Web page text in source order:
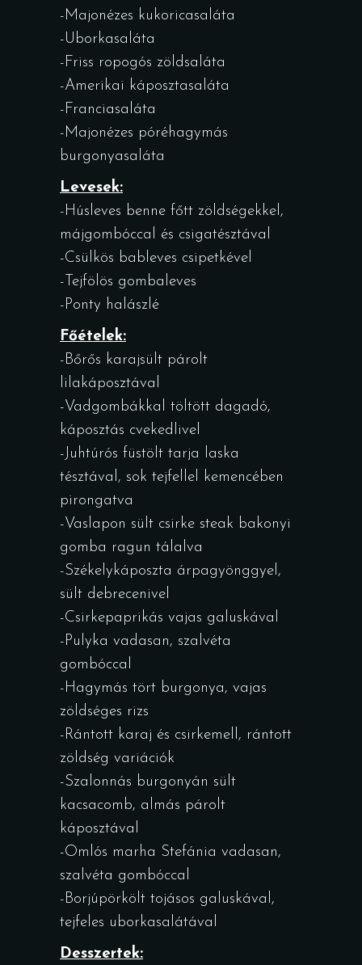
-Majonézes kukoricasaláta
-Uborkasaláta
-Friss ropogós zöldsaláta
-Amerikai káposztasaláta
-Franciasaláta
-Majonézes póréhagymás
burgonyasaláta
Levesek:
-Húsleves benne főtt zöldségekkel,
májgombóccal és csigatésztával
-Csülkös bableves csipetkével
-Tejfölös gombaleves
-Ponty halászlé
Főételek:
-Bőrős karajsült párolt
lilakáposztával
-Vadgombákkal töltött dagadó,
káposztás cvekedlivel
-Juhtúrós füstölt tarja laska
tésztával, sok tejfellel kemencében
pirongatva
-Vaslapon sült csirke steak bakonyi
gomba ragun tálalva
-Székelykáposzta árpagyönggyel,
sült debrecenivel
-Csirkepaprikás vajas galuskával
-Pulyka vadasan, szalvéta
gombóccal
-Hagymás tört burgonya, vajas
zöldséges rizs
-Rántott karaj és csirkemell, rántott
zöldség variációk
-Szalonnás burgonyán sült
kacsacomb, almás párolt
káposztával
-Omlós marha Stefánia vadasan,
szalvéta gombóccal
-Borjúpörkölt tojásos galuskával,
tejfeles uborkasalátával
Desszertek: